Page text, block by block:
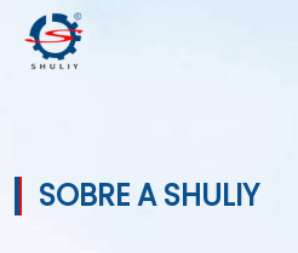
SOBRE A SHULIY